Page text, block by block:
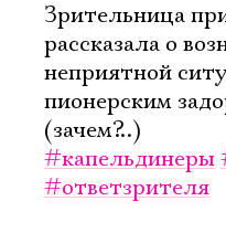
Зрительница
рассказала о
неприятной
пионерским
(зачем?..)
#капельдинеры
#ответзрителя